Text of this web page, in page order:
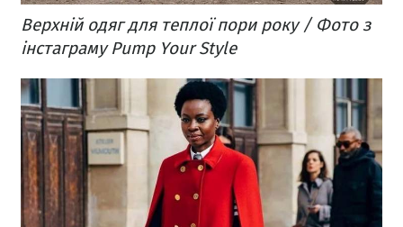
Верхній одяг для теплої пори року / Фото з
інстаграму Pump Your Style